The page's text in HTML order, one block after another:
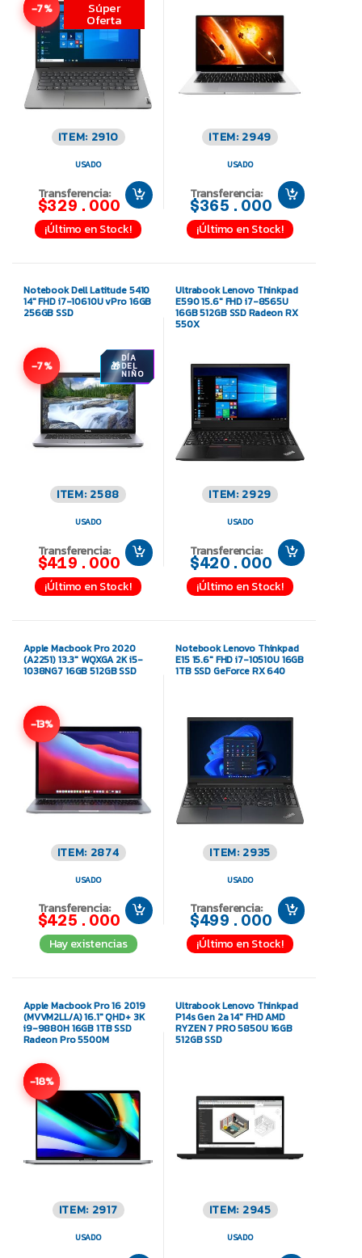
-7% Súper
Oferta
ITEM: 2910
USADO
Transferencia:
$329.000
¡Último en Stock!
ITEM: 2949
USADO
Transferencia:
$365.000
¡Último en Stock!
Notebook Dell Latitude 5410
14″ FHD i7-10610U vPro 16GB
256GB SSD
-7% DÍA
DEL
NIÑO
ITEM: 2588
USADO
Transferencia:
$419.000
¡Último en Stock!
Ultrabook Lenovo Thinkpad
E590 15.6″ FHD i7-8565U
16GB 512GB SSD Radeon RX
550X
ITEM: 2929
USADO
Transferencia:
$420.000
¡Último en Stock!
Apple Macbook Pro 2020
(A2251) 13.3″ WQXGA 2K i5-
1038NG7 16GB 512GB SSD
-13%
ITEM: 2874
USADO
Transferencia:
$425.000
Hay existencias
Notebook Lenovo Thinkpad
E15 15.6″ FHD i7-10510U 16GB
1TB SSD GeForce RX 640
ITEM: 2935
USADO
Transferencia:
$499.000
¡Último en Stock!
Apple Macbook Pro 16 2019
(MVVM2LL/A) 16.1″ QHD+ 3K
i9-9880H 16GB 1TB SSD
Radeon Pro 5500M
-18%
ITEM: 2917
USADO
Ultrabook Lenovo Thinkpad
P14s Gen 2a 14″ FHD AMD
RYZEN 7 PRO 5850U 16GB
512GB SSD
ITEM: 2945
USADO